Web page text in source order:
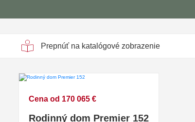
Prepnúť na katalógové zobrazenie
Cena od 170 065 €
Rodinný dom Premier 152